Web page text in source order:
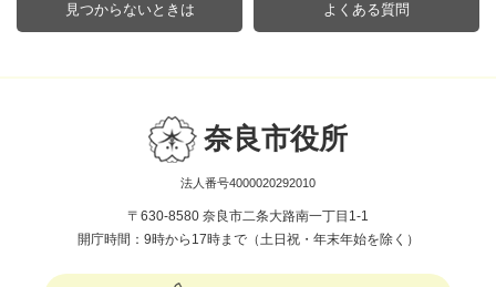
見つからないときは よくある質問
奈良市役所
法人番号4000020292010
〒630-8580 奈良市二条大路南一丁目1-1
開庁時間：9時から17時まで（土日祝・年末年始を除く）